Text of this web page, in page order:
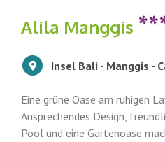
Alila Manggis
Insel Bali - Manggis -
Eine grüne Oase am ruhigen
Ansprechendes Design,
Pool und eine Gartenoase